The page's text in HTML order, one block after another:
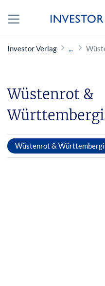
Investor Verlag
Wüstenrot &
Wüstenrot &